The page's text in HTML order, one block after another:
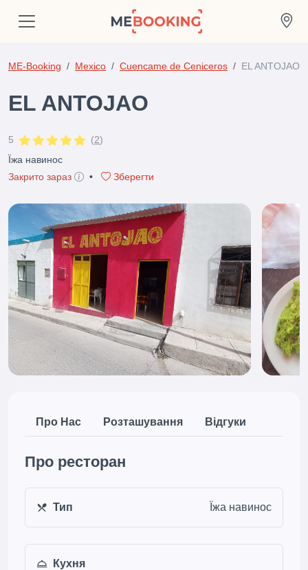
ME-Booking Mexico Cuencame de Ceniceros EL ANTOJAO
EL ANTOJAO
5 (2)
Їжа навинос
Закрито зараз
• Зберегти
Про Нас Розташування Відгуки
Про ресторан
Тип Їжа навинос
Кухня